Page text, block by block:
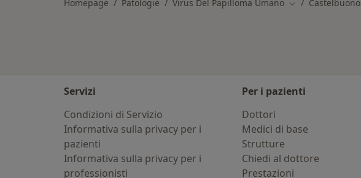
Homepage Patologie Virus Del Papilloma Umano Cambia città
Castelbuono
Servizi
Condizioni di Servizio
Informativa sulla privacy per i
pazienti
Informativa sulla privacy per i
professionisti
Per i pazienti
Dottori
Medici di base
Strutture
Chiedi al dottore
Prestazioni